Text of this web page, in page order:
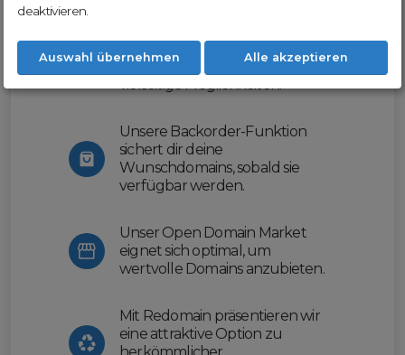
erleichtern wir dir den
Domainhandel und bieten dir
vielseitige Möglichkeiten.
Unsere Backorder-Funktion
sichert dir deine
Wunschdomains, sobald sie
verfügbar werden.
Unser Open Domain Market
eignet sich optimal, um
wertvolle Domains anzubieten.
Mit Redomain präsentieren wir
eine attraktive Option zu
deaktivieren.
Auswahl übernehmen Alle akzeptieren